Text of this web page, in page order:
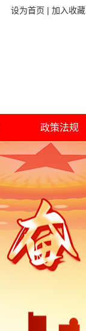
设为首页 | 加入收藏
政策法规